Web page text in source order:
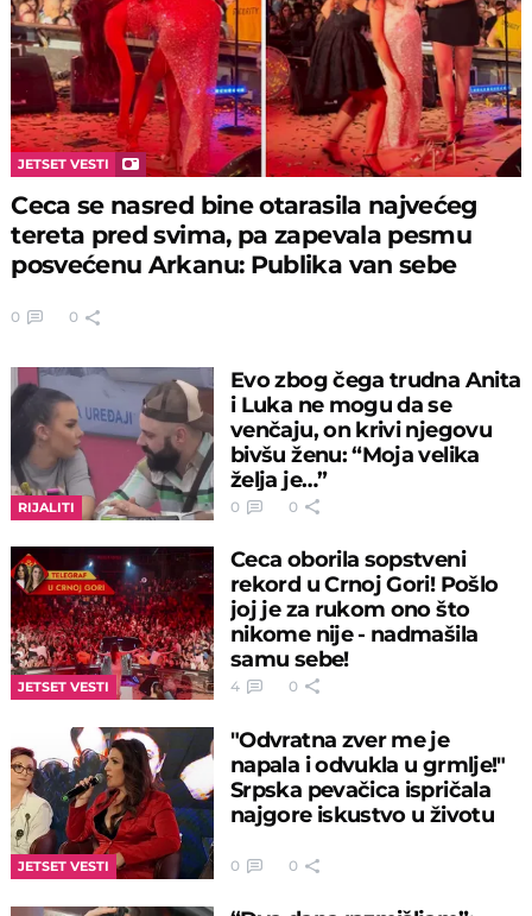
JETSET VESTI
Ceca se nasred bine otarasila najvećeg
tereta pred svima, pa zapevala pesmu
posvećenu Arkanu: Publika van sebe
0 0
RIJALITI
Evo zbog čega trudna Anita
i Luka ne mogu da se
venčaju, on krivi njegovu
bivšu ženu: “Moja velika
želja je…”
0 0
JETSET VESTI
Ceca oborila sopstveni
rekord u Crnoj Gori! Pošlo
joj je za rukom ono što
nikome nije - nadmašila
samu sebe!
4 0
JETSET VESTI
"Odvratna zver me je
napala i odvukla u grmlje!"
Srpska pevačica ispričala
najgore iskustvo u životu
0 0